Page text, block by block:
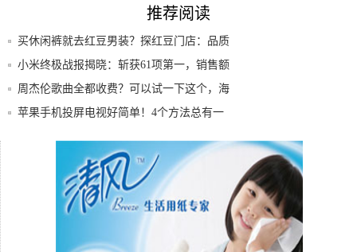
推荐阅读
买休闲裤就去红豆男装？探红豆门店：品质
升级更
小米终极战报揭晓：斩获61项第一，销售额
破3
周杰伦歌曲全都收费？可以试一下这个，海
量歌曲
苹果手机投屏电视好简单！4个方法总有一
苹果“未老先衰”是何种因素在作怪？怎样调